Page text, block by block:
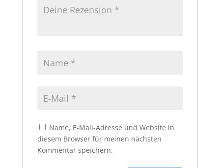
Name, E-Mail-Adresse und Website in
diesem Browser für meinen nächsten
Kommentar speichern.